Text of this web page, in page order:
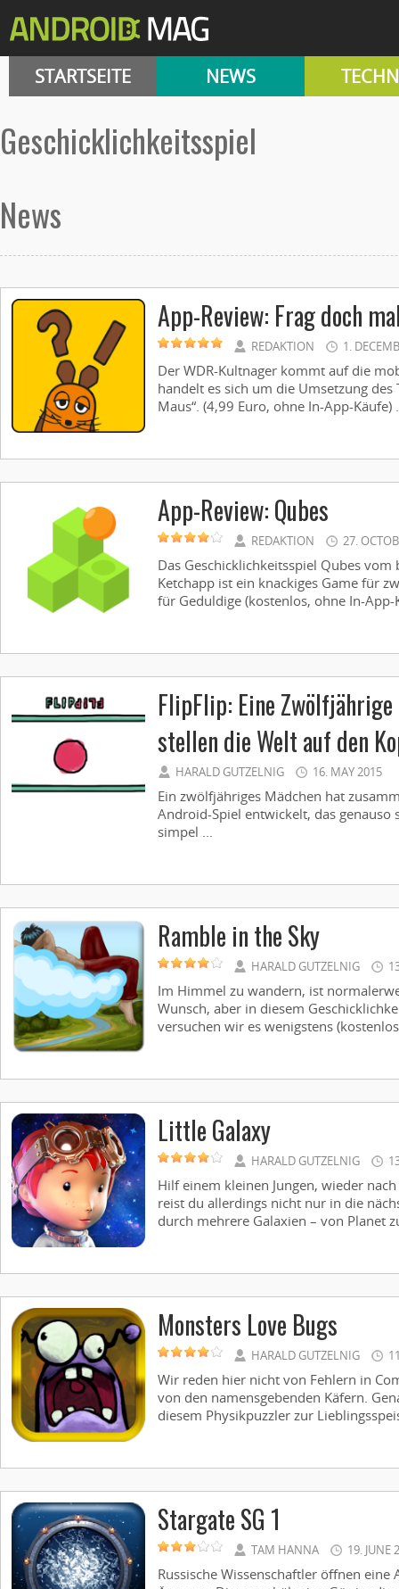
STARTSEITE NEWS
Geschicklichkeitsspiel
News
App-Review: Frag doch
REDAKTION 1.
Der WDR-Kultnager kommt auf die
handelt es sich um die Umsetzung des
Maus“. (4,99 Euro, ohne In-App-Käufe)
App-Review: Qubes
REDAKTION 27.
Das Geschicklichkeitsspiel Qubes
Ketchapp ist ein knackiges Game für
für Geduldige (kostenlos, ohne In-App-
FlipFlip: Eine
stellen die Welt auf den
HARALD GUTZELNIG 16. MAY 2015
Ein zwölfjähriges Mädchen hat
Android-Spiel entwickelt, das genauso
simpel ...
Ramble in the Sky
HARALD GUTZELNIG
Im Himmel zu wandern, ist
Wunsch, aber in diesem
versuchen wir es wenigstens
Little Galaxy
HARALD GUTZELNIG
Hilf einem kleinen Jungen, wieder
reist du allerdings nicht nur in die
durch mehrere Galaxien – von Planet
Monsters Love Bugs
HARALD GUTZELNIG
Wir reden hier nicht von Fehlern in
von den namensgebenden Käfern.
diesem Physikpuzzler zur
Stargate SG 1
TAM HANNA 19. JUNE
Russische Wissenschaftler öffnen